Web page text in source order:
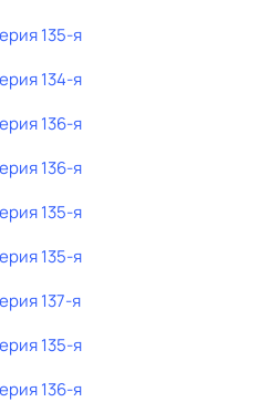
135-я
134-я
136-я
136-я
135-я
135-я
137-я
135-я
136-я